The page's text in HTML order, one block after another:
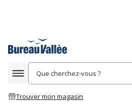
Afficher la navigation
Trouver mon magasin